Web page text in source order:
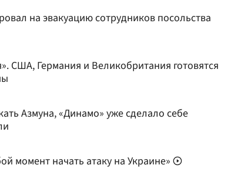
на эвакуацию сотрудников посольства
США, Германия и Великобритания готовятся
Азмуна, «Динамо» уже сделало себе
момент начать атаку на Украине»